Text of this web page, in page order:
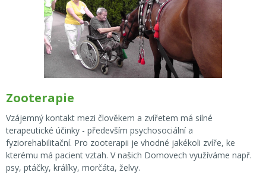
Zooterapie
Vzájemný kontakt mezi člověkem a zvířetem má silné
terapeutické účinky - především psychosociální a
fyziorehabilitační. Pro zooterapii je vhodné jakékoli zvíře, ke
kterému má pacient vztah. V našich Domovech využíváme např.
psy, ptáčky, králíky, morčáta, želvy.